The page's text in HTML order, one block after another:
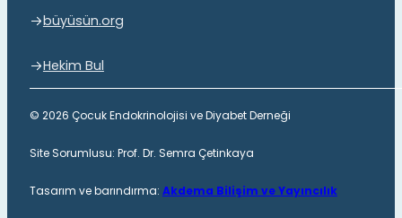
büyüsün.org
Hekim Bul
© 2026 Çocuk Endokrinolojisi ve Diyabet Derneği
Site Sorumlusu: Prof. Dr. Semra Çetinkaya
Tasarım ve barındırma: Akdema Bilişim ve Yayıncılık